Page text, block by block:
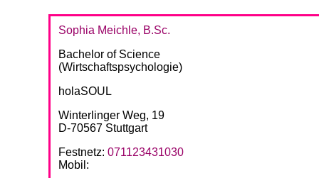
Sophia Meichle, B.Sc.
Bachelor of Science
(Wirtschaftspsychologie)
holaSOUL
Winterlinger Weg, 19
D-70567 Stuttgart
Festnetz: 071123431030
Mobil: